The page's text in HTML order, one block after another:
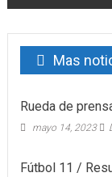
Mas
Rueda de
mayo 14, 2023
Fútbol 11 /